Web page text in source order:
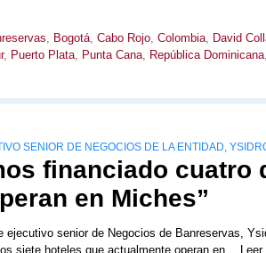
, Bogotá, Cabo Rojo, Colombia, David
, Puerto Plata, Punta Cana, República Dominicana,
SENIOR DE NEGOCIOS DE LA ENTIDAD,
financiado cuatro
en Miches”
ejecutivo senior de Negocios de Banreservas,
siete hoteles que actualmente operan en…